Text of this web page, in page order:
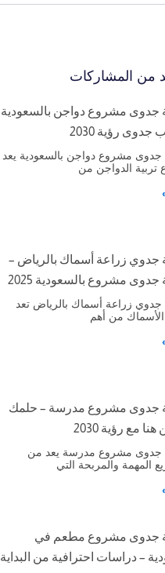
من المشاركات
جدوى مشروع دواجن بالسعودية
جدوى رؤية 2030
جدوى مشروع دواجن بالسعودية يعد
الدواجن من
جدوي زراعة أسماك بالرياض –
مشروع بالسعودية 2025
زراعة أسماك بالرياض تعد
من أهم
جدوى مشروع مدرسة – حلمك
هنا مع رؤية 2030
جدوى مشروع مدرسة يعد من
المهمة والمربحة التي
جدوى مشروع مطعم في
– دراسات احترافية من البداية